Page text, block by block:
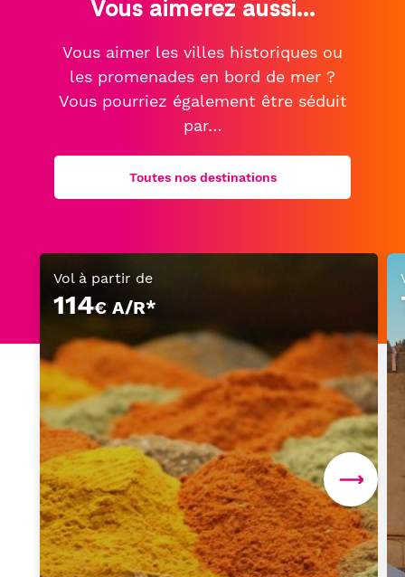
Vous aimerez aussi...
Vous aimer les villes historiques ou
les promenades en bord de mer ?
Vous pourriez également être séduit
par…
Toutes nos destinations
Vol à partir de
114€ A/R*